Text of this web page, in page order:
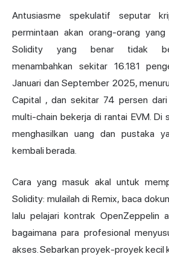
Antusiasme spekulatif seputar
permintaan akan orang-orang
Solidity yang benar tidak
menambahkan sekitar 16.181
Januari dan September 2025,
Capital , dan sekitar 74 persen
multi-chain bekerja di rantai EVM. Di
menghasilkan uang dan pustaka
kembali berada.
Cara yang masuk akal untuk
Solidity: mulailah di Remix, baca
lalu pelajari kontrak OpenZeppelin
bagaimana para profesional
akses. Sebarkan proyek-proyek kecil